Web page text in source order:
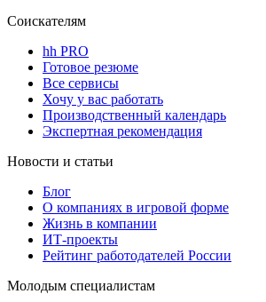
Соискателям
hh PRO
Готовое резюме
Все сервисы
Хочу у вас работать
Производственный календарь
Экспертная рекомендация
Новости и статьи
Блог
О компаниях в игровой форме
Жизнь в компании
ИТ-проекты
Рейтинг работодателей России
Молодым специалистам